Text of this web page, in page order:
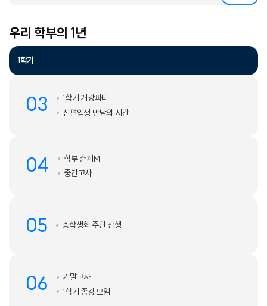
우리 학부의 1년
1학기
03
1학기 개강파티
신편입생 만남의 시간
04
학부 춘계MT
중간고사
05 총학생회 주관 산행
06
기말고사
1학기 종강 모임